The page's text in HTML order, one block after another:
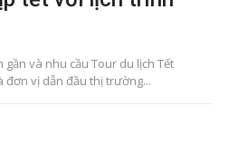
và nhu cầu Tour du lịch Tết
đơn vị dẫn đầu thị trường...